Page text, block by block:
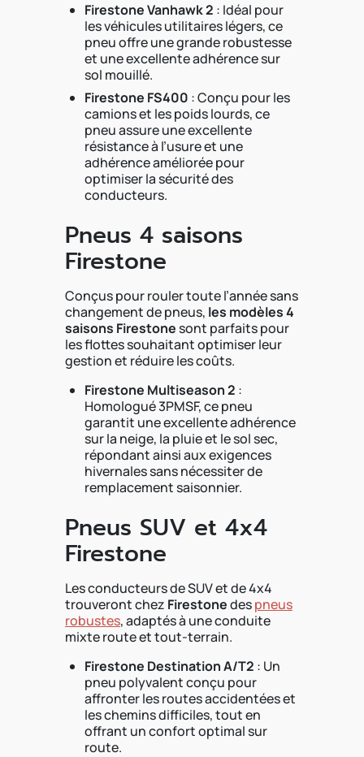
Firestone Vanhawk 2 : Idéal pour
les véhicules utilitaires légers, ce
pneu offre une grande robustesse
et une excellente adhérence sur
sol mouillé.
Firestone FS400 : Conçu pour les
camions et les poids lourds, ce
pneu assure une excellente
résistance à l’usure et une
adhérence améliorée pour
optimiser la sécurité des
conducteurs.
Pneus 4 saisons
Firestone
Conçus pour rouler toute l’année sans
changement de pneus, les modèles 4
saisons Firestonesont parfaits pour
les flottes souhaitant optimiser leur
gestion et réduire les coûts.
Firestone Multiseason 2 :
Homologué 3PMSF, ce pneu
garantit une excellente adhérence
sur la neige, la pluie et le sol sec,
répondant ainsi aux exigences
hivernales sans nécessiter de
remplacement saisonnier.
Pneus SUV et 4x4
Firestone
Les conducteurs de SUV et de 4x4
trouveront chez Firestonedespneus
robustes, adaptés à une conduite
mixte route et tout-terrain.
Firestone Destination A/T2 : Un
pneu polyvalent conçu pour
affronter les routes accidentées et
les chemins difficiles, tout en
offrant un confort optimal sur
route.